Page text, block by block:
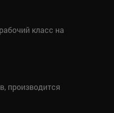
класс на
производится